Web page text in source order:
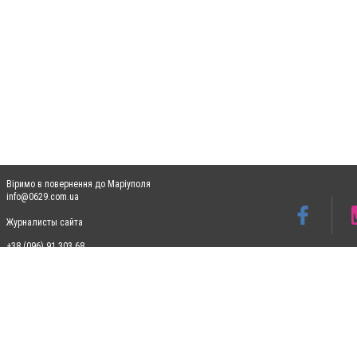
Віримо в повернення до Маріуполя
info@0629.com.ua
Журналисты сайта
+38 (096) 91 303 68